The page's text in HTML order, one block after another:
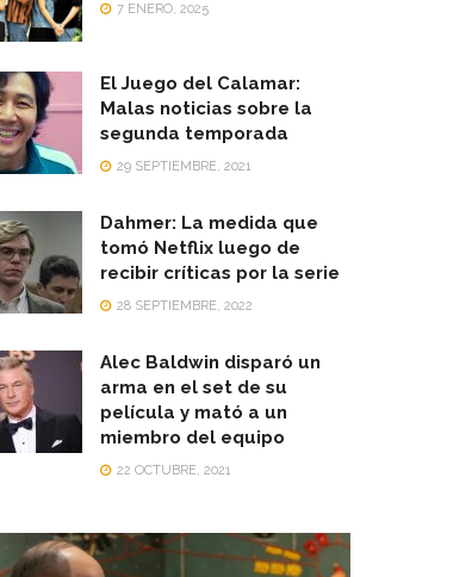
7 ENERO, 2025
El Juego del Calamar:
Malas noticias sobre la
segunda temporada
29 SEPTIEMBRE, 2021
Dahmer: La medida que
tomó Netflix luego de
recibir críticas por la serie
28 SEPTIEMBRE, 2022
Alec Baldwin disparó un
arma en el set de su
película y mató a un
miembro del equipo
22 OCTUBRE, 2021